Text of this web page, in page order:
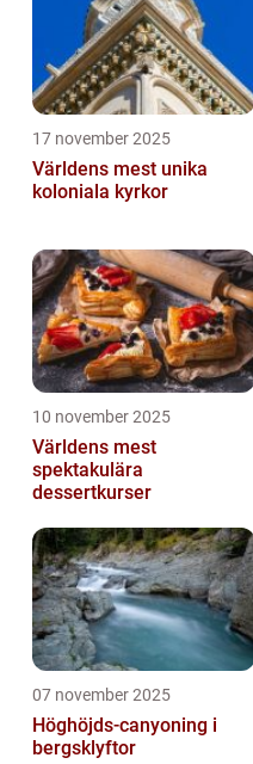
17 november 2025
Världens mest unika
koloniala kyrkor
10 november 2025
Världens mest
spektakulära
dessertkurser
07 november 2025
Höghöjds-canyoning i
bergsklyftor